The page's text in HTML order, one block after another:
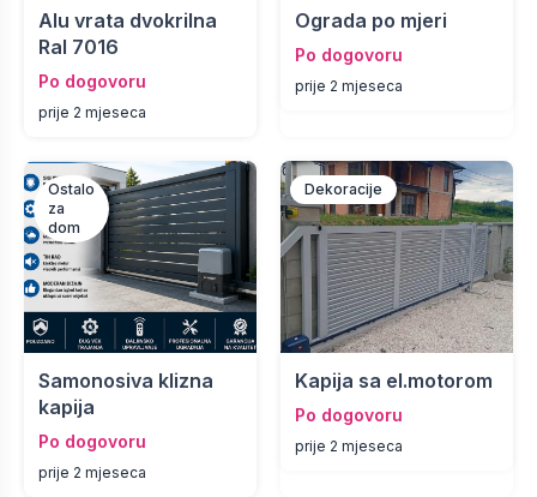
Alu vrata dvokrilna
Ral 7016
Po dogovoru
prije 2 mjeseca
Ograda po mjeri
Po dogovoru
prije 2 mjeseca
Ostalo
za
dom
Samonosiva klizna
kapija
Po dogovoru
prije 2 mjeseca
Dekoracije
Kapija sa el.motorom
Po dogovoru
prije 2 mjeseca